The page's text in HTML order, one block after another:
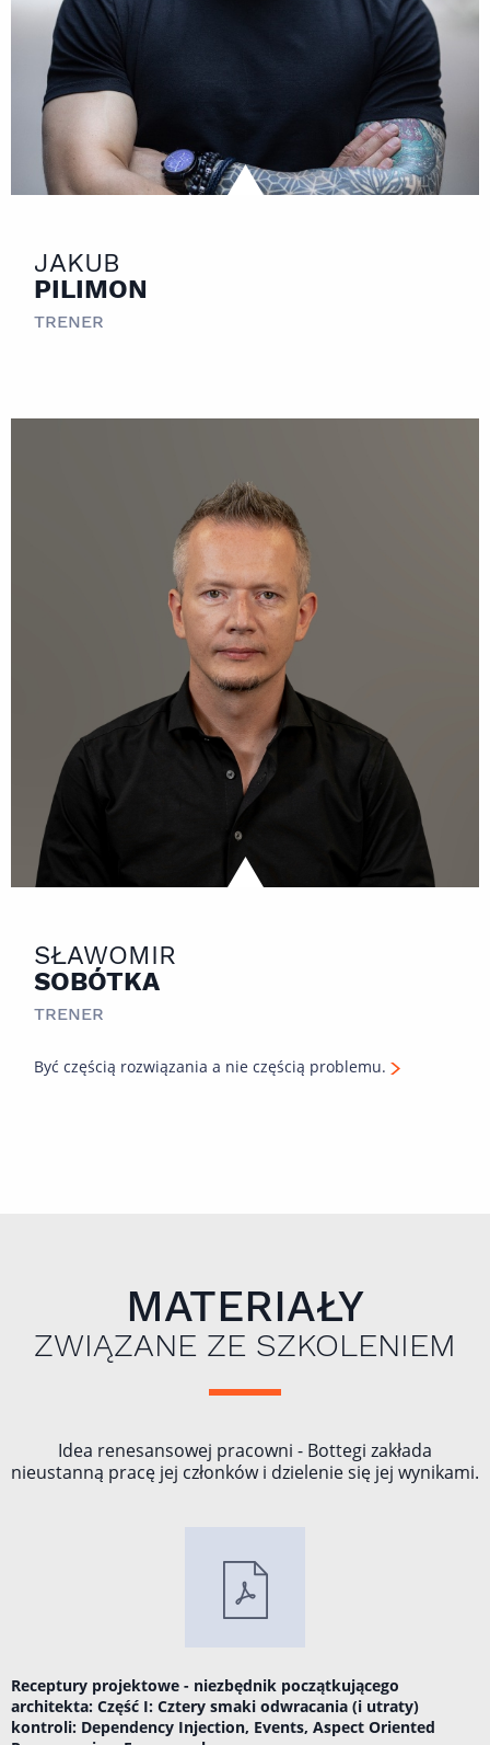
JAKUB
PILIMON
TRENER
SŁAWOMIR
SOBÓTKA
TRENER
Być częścią rozwiązania a nie częścią problemu.
MATERIAŁY
ZWIĄZANE ZE SZKOLENIEM
Idea renesansowej pracowni - Bottegi zakłada
nieustanną pracę jej członków i dzielenie się jej wynikami.
Receptury projektowe - niezbędnik początkującego
architekta: Część I: Cztery smaki odwracania (i utraty)
kontroli: Dependency Injection, Events, Aspect Oriented